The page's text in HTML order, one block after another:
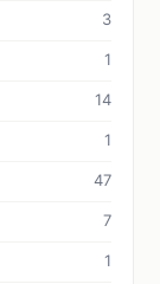
3
1
14
1
47
7
1